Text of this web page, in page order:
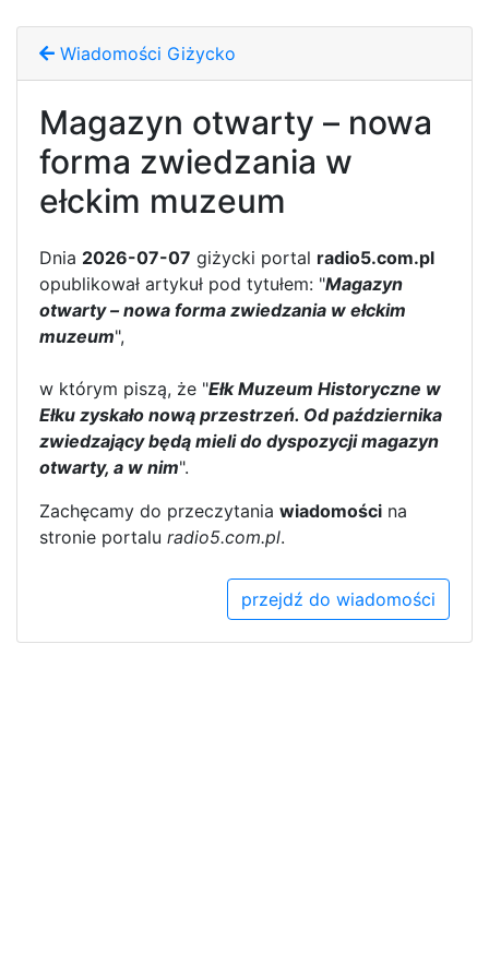
Wiadomości Giżycko
Magazyn otwarty – nowa
forma zwiedzania w
ełckim muzeum
Dnia 2026-07-07 giżycki portal radio5.com.pl
opublikował artykuł pod tytułem: "Magazyn
otwarty – nowa forma zwiedzania w ełckim
muzeum",
w którym piszą, że "Ełk Muzeum Historyczne w
Ełku zyskało nową przestrzeń. Od października
zwiedzający będą mieli do dyspozycji magazyn
otwarty, a w nim".
Zachęcamy do przeczytania wiadomości na
stronie portalu radio5.com.pl.
przejdź do wiadomości